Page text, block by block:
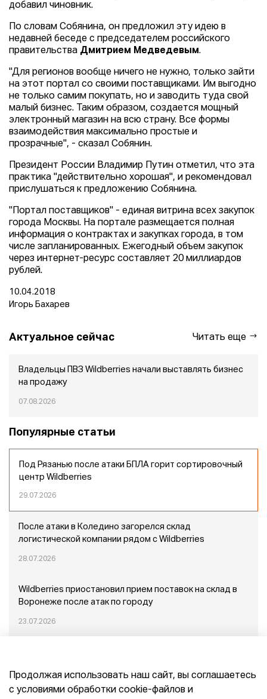
добавил чиновник.
По словам Собянина, он предложил эту идею в
недавней беседе с председателем российского
правительства Дмитрием Медведевым.
"Для регионов вообще ничего не нужно, только зайти
на этот портал со своими поставщиками. Им выгодно
не только самим покупать, но и заводить туда свой
малый бизнес. Таким образом, создается мощный
электронный магазин на всю страну. Все формы
взаимодействия максимально простые и
прозрачные", - сказал Собянин.
Президент России Владимир Путин отметил, что эта
практика "действительно хорошая", и рекомендовал
прислушаться к предложению Собянина.
"Портал поставщиков" - единая витрина всех закупок
города Москвы. На портале размещается полная
информация о контрактах и закупках города, в том
числе запланированных. Ежегодный объем закупок
через интернет-ресурс составляет 20 миллиардов
рублей.
10.04.2018
Игорь Бахарев
Актуальное сейчас Читать еще
Владельцы ПВЗ Wildberries начали выставлять бизнес
на продажу
07.08.2026
Популярные статьи
Под Рязанью после атаки БПЛА горит сортировочный
центр Wildberries
29.07.2026
После атаки в Коледино загорелся склад
логистической компании рядом с Wildberries
28.07.2026
Wildberries приостановил прием поставок на склад в
Воронеже после атак по городу
23.07.2026
Продолжая использовать наш сайт, вы соглашаетесь
с условиями обработки cookie-файлов и